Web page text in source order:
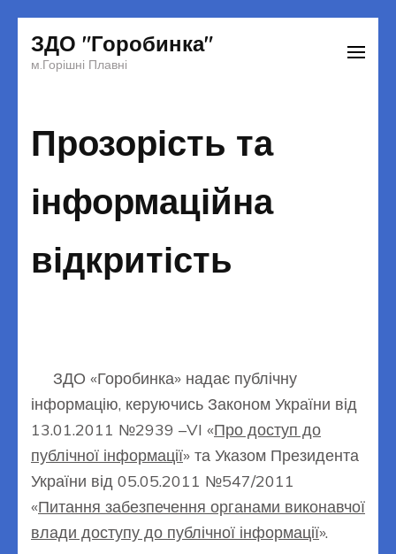
до
Enter)
ЗДО "Горобинка"
м.Горішні Плавні
Прозорість та
інформаційна
відкритість
ЗДО «Горобинка» надає публічну
інформацію, керуючись Законом України від
13.01.2011 №2939 –VI «Про доступ до
публічної інформації» та Указом Президента
України від 05.05.2011 №547/2011
«Питання забезпечення органами виконавчої
влади доступу до публічної інформації».